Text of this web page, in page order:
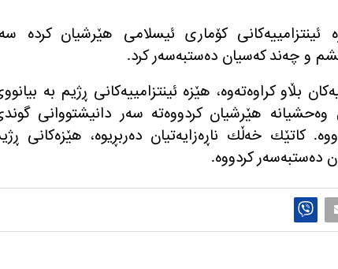
هێزه‌ ئینتزامییه‌كانی كۆماری ئیسلامی هێرشیان كرده‌
و چه‌ند كه‌سیان ده‌ستبه‌سه‌ر كرد.
بڵاو كراوه‌ته‌وه‌، هێزه‌ ئینتزامییه‌كانی ڕژیم به‌
هێرشیان كردووه‌ته‌ سه‌ر دانیشتووانی
كاتێك خه‌ڵك ناڕه‌زایه‌تیان ده‌ربڕیوه‌، هێزه‌كانی
ده‌ستبه‌سه‌ر كردووه‌.